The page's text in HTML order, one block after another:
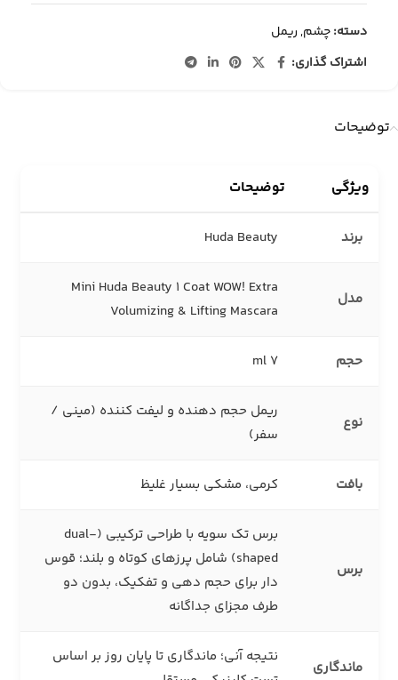
دسته:چشم,ریمل
اشتراک گذاری:
توضیحات
ویژگی توضیحات
برند Huda Beauty
مدل
Mini Huda Beauty 1 Coat WOW! Extra
Volumizing & Lifting Mascara
حجم 7 ml
نوع
ریمل حجم‌ دهنده و لیفت‌ کننده (مینی /
سفر)
بافت کرمی، مشکی بسیار غلیظ
برس
برس تک‌ سویه با طراحی ترکیبی (dual-
shaped) شامل پرزهای کوتاه و بلند؛ قوس‌
دار برای حجم‌ دهی و تفکیک، بدون دو
طرف مجزای جداگانه
ماندگاری
نتیجه آنی؛ ماندگاری تا پایان روز بر اساس